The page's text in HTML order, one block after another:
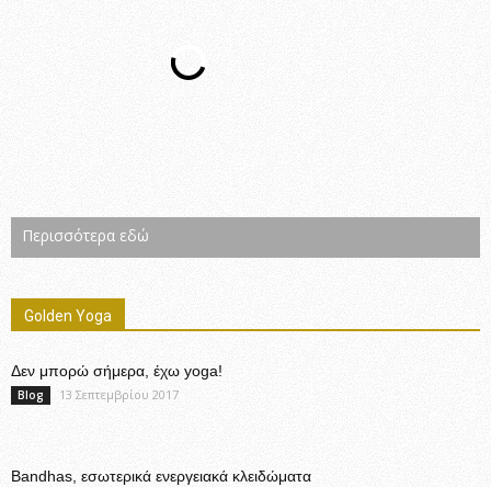
Περισσότερα εδώ
Golden Yoga
Δεν μπορώ σήμερα, έχω yoga!
Blog 13 Σεπτεμβρίου 2017
Bandhas, εσωτερικά ενεργειακά κλειδώματα